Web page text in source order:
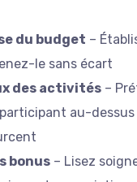
du budget –
le sans écart
des activités –
au-
bonus – Lisez